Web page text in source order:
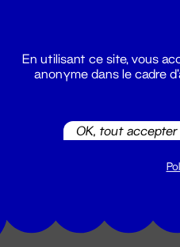
02 51 88 25 25
Du lundi au vendredi
En utilisant ce site, vous
anonyme dans le cadre
OK, tout accepter